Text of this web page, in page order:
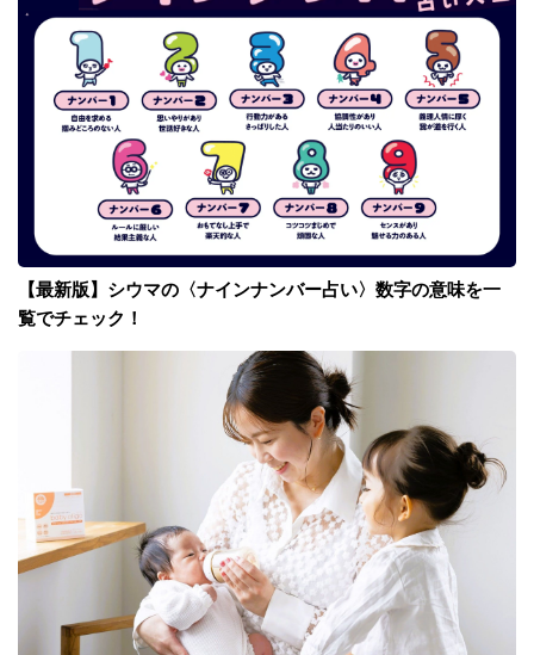
【最新版】シウマの〈ナインナンバー占い〉数字の意味を一
覧でチェック！